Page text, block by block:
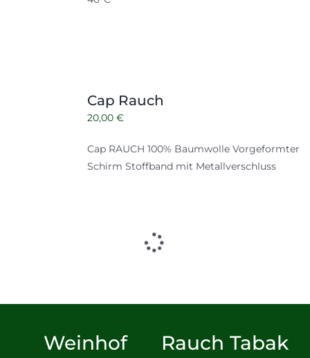
Cap Rauch
20,00 €
Cap RAUCH 100% Baumwolle Vorgeformter
Schirm Stoffband mit Metallverschluss
Weinhof
Rauch Tabak